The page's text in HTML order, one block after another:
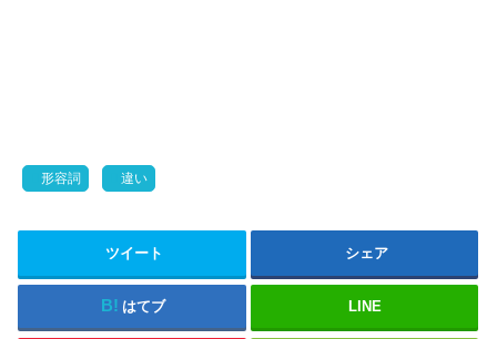
形容詞 違い
ツイート シェア
はてブ LINE